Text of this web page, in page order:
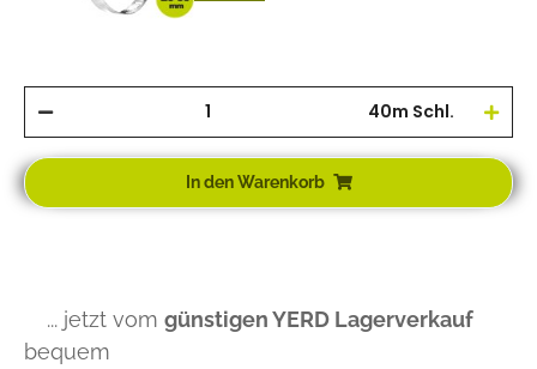
40m Schl.
In den Warenkorb
... jetzt vom günstigen YERD Lagerverkauf
bequem